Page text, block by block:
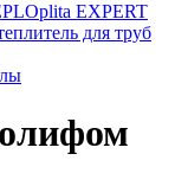
EXPERT
для труб